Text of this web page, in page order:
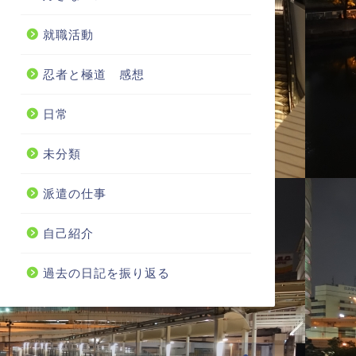
就職活動
忍者と極道 感想
日常
未分類
派遣の仕事
自己紹介
過去の日記を振り返る